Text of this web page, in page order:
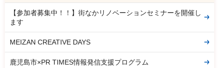
【参加者募集中！！】街なかリノベーションセミナーを開催し
ます
MEIZAN CREATIVE DAYS
鹿児島市×PR TIMES情報発信支援プログラム